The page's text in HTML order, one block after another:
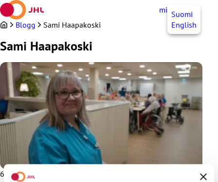
Hoppa
till
innehållet
mittJHL SV
Suomi
English
Blogg Sami Haapakoski
Sami Haapakoski
6.9.2023